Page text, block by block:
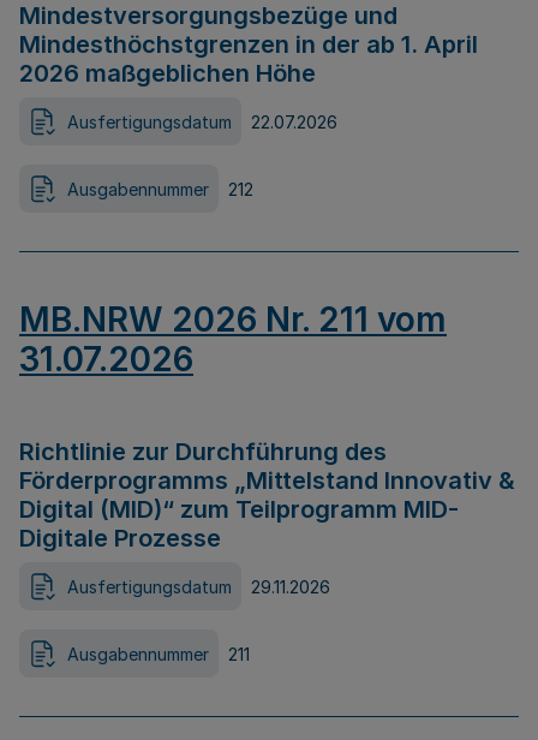
Mindestversorgungsbezüge und
Mindesthöchstgrenzen in der ab 1. April
2026 maßgeblichen Höhe
Ausfertigungsdatum 22.07.2026
Ausgabennummer 212
MB.NRW 2026 Nr. 211 vom
31.07.2026
Richtlinie zur Durchführung des
Förderprogramms „Mittelstand Innovativ &
Digital (MID)“ zum Teilprogramm MID-
Digitale Prozesse
Ausfertigungsdatum 29.11.2026
Ausgabennummer 211